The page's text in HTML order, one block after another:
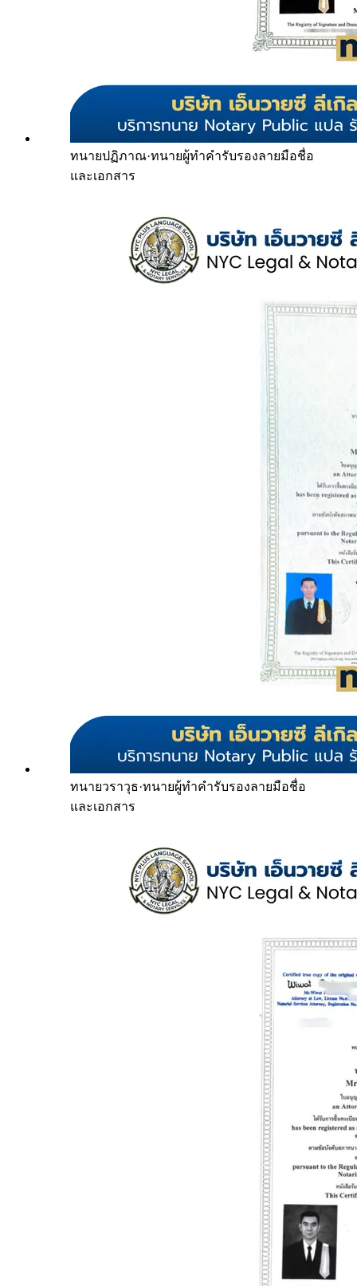
ทนายปฏิภาณ·ทนายผู้ทำคำรับรองลายมือชื่อ
และเอกสาร
ทนายวราวุธ·ทนายผู้ทำคำรับรองลายมือชื่อ
และเอกสาร